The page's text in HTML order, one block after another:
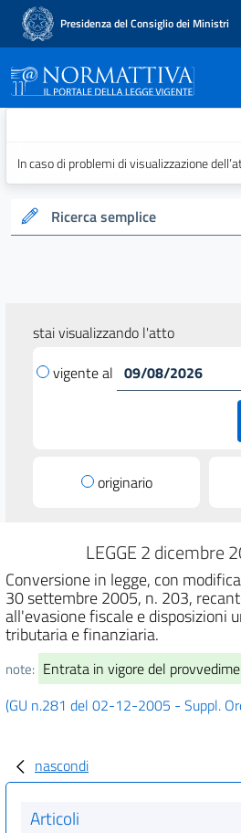
Presidenza del Consiglio dei Ministri
Normattiva - Il
In caso di problemi di visualizzazione
Ricerca semplice
stai visualizzando l'atto
vigente al
originario
LEGGE 2 dicembre
Conversione in legge, con
30 settembre 2005, n. 203,
all'evasione fiscale e disposizioni
tributaria e finanziaria.
note: Entrata in vigore del
(GU n.281 del 02-12-2005 - Suppl.
nascondi
Articoli